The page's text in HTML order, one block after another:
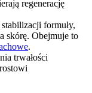
regenerację
formuły,
skórę. Obejmuje to
.
trwałości